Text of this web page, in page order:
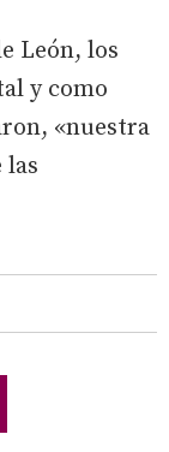
León, los
y como
«nuestra